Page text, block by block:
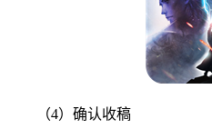
（4）确认收稿